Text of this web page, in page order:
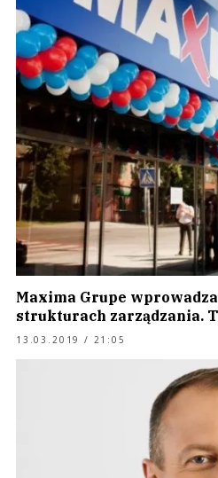
Maxima Grupe
strukturach zarządzania.
13.03.2019 / 21:05